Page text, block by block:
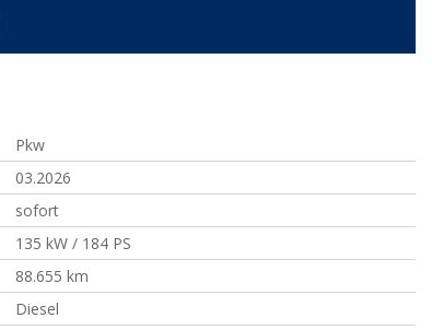
Pkw
03.2026
sofort
135 kW / 184 PS
88.655 km
Diesel